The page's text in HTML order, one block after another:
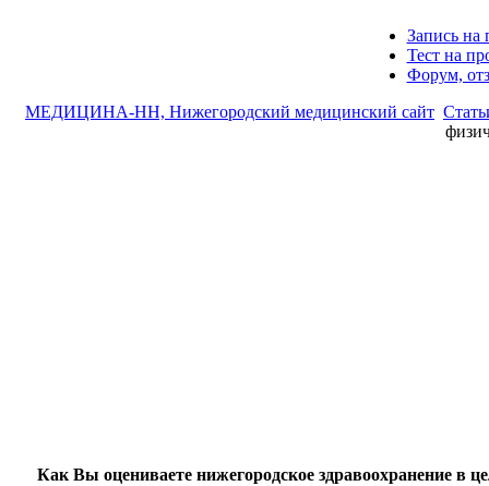
Запись на
Тест на
Форум,
МЕДИЦИНА-НН, Нижегородский медицинский сайт
Как Вы оцениваете нижегородское здравоохранение в